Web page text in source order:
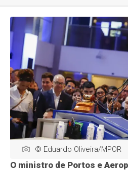
© Eduardo Oliveira/MPOR
O ministro de Portos e